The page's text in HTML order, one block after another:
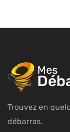
Trouvez en
débarras.